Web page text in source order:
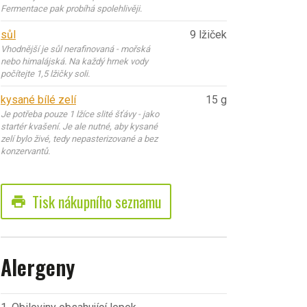
Fermentace pak probíhá spolehlivěji.
sůl
Vhodnější je sůl nerafinovaná - mořská
nebo himalájská. Na každý hrnek vody
počítejte 1,5 lžičky soli.
9 lžiček
kysané bílé zelí
Je potřeba pouze 1 lžíce slité šťávy - jako
startér kvašení. Je ale nutné, aby kysané
zelí bylo živé, tedy nepasterizované a bez
konzervantů.
15 g
print Tisk nákupního seznamu
Alergeny